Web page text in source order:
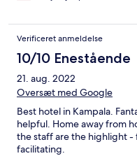
Verificeret anmeldelse
10/10 Enestående
21. aug. 2022
Oversæt med Google
Best hotel in Kampala.
helpful. Home away from
the staff are the highlight
facilitating.